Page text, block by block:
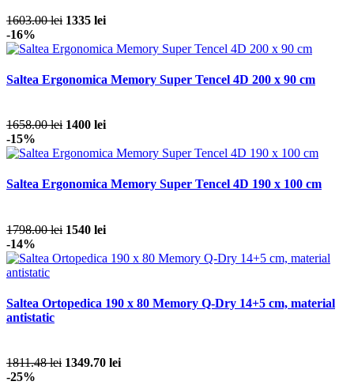
1603.00 lei 1335 lei
-16%
Saltea Ergonomica Memory Super Tencel 4D 200 x 90 cm
1658.00 lei 1400 lei
-15%
Saltea Ergonomica Memory Super Tencel 4D 190 x 100 cm
1798.00 lei 1540 lei
-14%
Saltea Ortopedica 190 x 80 Memory Q-Dry 14+5 cm, material
antistatic
1811.48 lei 1349.70 lei
-25%